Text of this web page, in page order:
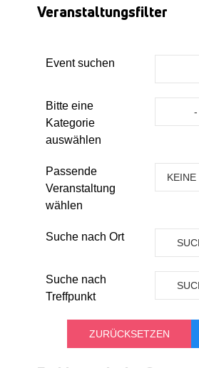
Veranstaltungsfilter
Event suchen
Bitte eine
Kategorie
auswählen
-
Passende
Veranstaltung
wählen
KEINE
Suche nach Ort
Suche nach
Treffpunkt